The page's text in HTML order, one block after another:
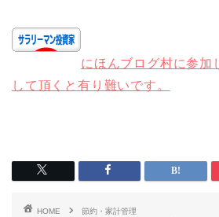
にほんブログ村に参加
して頂くと有り難いです。
HOME
節約・家計管理